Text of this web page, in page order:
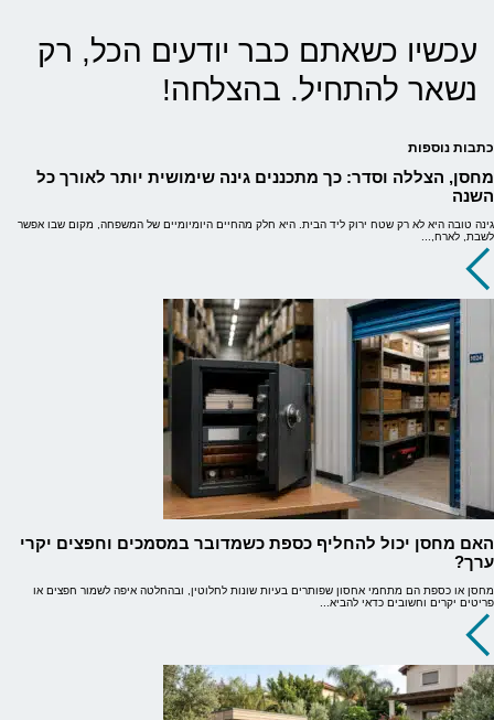
עכשיו כשאתם כבר יודעים הכל, רק
נשאר להתחיל. בהצלחה!
כתבות נוספות
מחסן, הצללה וסדר: כך מתכננים גינה שימושית יותר לאורך כל
השנה
גינה טובה היא לא רק שטח ירוק ליד הבית. היא חלק מהחיים היומיומיים של המשפחה, מקום שבו אפשר
לשבת, לארח,...
האם מחסן יכול להחליף כספת כשמדובר במסמכים וחפצים יקרי
ערך?
מחסן או כספת הם מתחמי אחסון שפותרים בעיות שונות לחלוטין, ובהחלטה איפה לשמור חפצים או
פריטים יקרים וחשובים כדאי להביא...